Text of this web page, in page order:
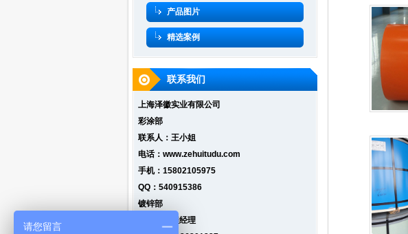
产品图片
精选案例
联系我们
上海泽徽实业有限公司
彩涂部
联系人：王小姐
电话：www.zehuitudu.com
手机：15802105975
QQ：540915386
镀锌部
负责人：程经理
请您留言